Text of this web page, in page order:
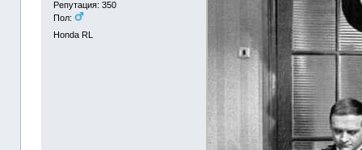
Репутация: 350
Пол:
Honda RL